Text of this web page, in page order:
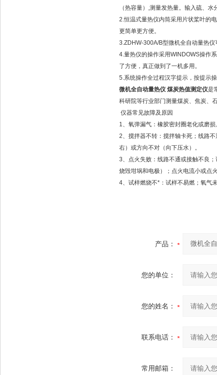
（热容量）,测量发热量。输入硫、
2.恒温式量热仪内筒采用片状桨叶的
更简单更方便。
3.ZDHW-300A/B型微机全自动量热
4.量热仪的操作采用WINDOWS操作
了方便，真正做到了一机多用。
5.系统操作全过程汉字提示，按提示
微机全自动量热仪 煤炭热值测定仪是
科研院等行业部门测量煤炭、焦炭、
仪器常见故障及原因
1、氧弹漏气：橡胶密封圈老化或磨损
2、搅拌器不转：搅拌轴卡死；线路
右）或方向不对（向下压水）。
3、点火失败：线路不通或接触不良
烧毁坩埚和电极）；点火电流小或点
4、试样燃烧不*：试样不易燃；氧气
产品：
您的单位：
您的姓名：
联系电话：
常用邮箱：